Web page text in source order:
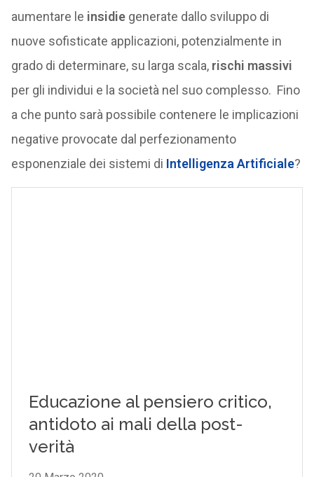
aumentare le insidiegenerate dallo sviluppo di
nuove sofisticate applicazioni, potenzialmente in
grado di determinare, su larga scala, rischi massivi
per gli individui e la società nel suo complesso. Fino
a che punto sarà possibile contenere le implicazioni
negative provocate dal perfezionamento
esponenziale dei sistemi di Intelligenza Artificiale?